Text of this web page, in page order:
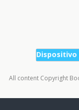
All content Copyright